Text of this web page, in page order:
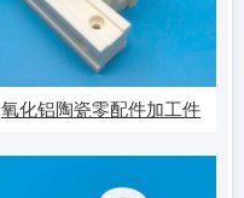
氧化铝陶瓷零配件加工件